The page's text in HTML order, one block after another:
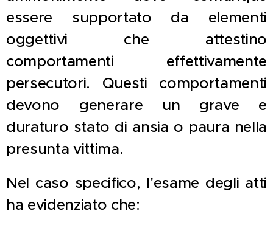
essere supportato da elementi
oggettivi che attestino
comportamenti effettivamente
persecutori. Questi comportamenti
devono generare un grave e
duraturo stato di ansia o paura nella
presunta vittima.
Nel caso specifico, l'esame degli atti
ha evidenziato che: